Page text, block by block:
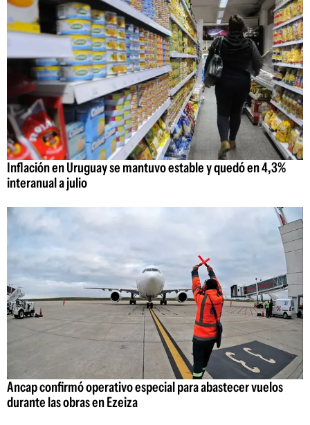
Inflación en Uruguay se mantuvo estable y quedó en 4,3%
interanual a julio
Ancap confirmó operativo especial para abastecer vuelos
durante las obras en Ezeiza